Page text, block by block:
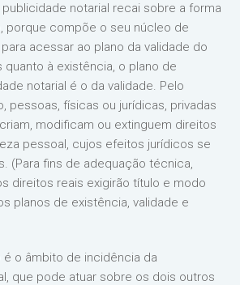
publicidade notarial recai sobre a forma
porque compõe o seu núcleo de
acessar ao plano da validade do
quanto à existência, o plano de
notarial é o da validade. Pelo
pessoas, físicas ou jurídicas, privadas
modificam ou extinguem direitos
pessoal, cujos efeitos jurídicos se
(Para fins de adequação técnica,
direitos reais exigirão título e modo
planos de existência, validade e
o âmbito de incidência da
que pode atuar sobre os dois outros